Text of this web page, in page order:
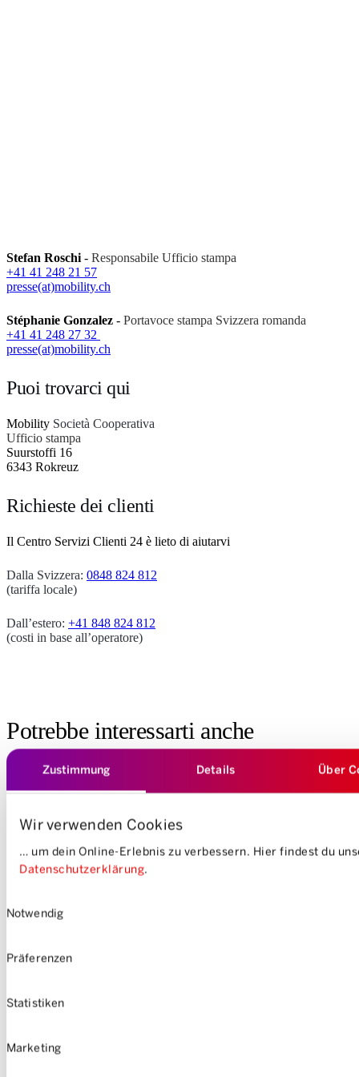
Zustimmung Details Über
Wir verwenden Cookies
… um dein Online-Erlebnis zu verbessern. Hier findest du
Datenschutzerklärung.
Notwendig
Präferenzen
Statistiken
Marketing
Stefan Roschi - Responsabile Ufficio stampa
+41 41 248 21 57
presse(at)mobility.ch
Stéphanie Gonzalez - Portavoce stampa Svizzera romanda
+41 41 248 27 32
presse(at)mobility.ch
Puoi trovarci qui
Mobility Società Cooperativa
Ufficio stampa
Suurstoffi 16
6343 Rokreuz
Richieste dei clienti
Il Centro Servizi Clienti 24 è lieto di aiutarvi
Dalla Svizzera: 0848 824 812
(tariffa locale)
Dall’estero: +41 848 824 812
(costi in base all’operatore)
Potrebbe interessarti anche